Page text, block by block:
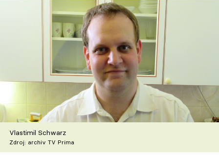
Témata
TV Program
Škola vaření
Recepty z TV
Vlastimil Schwarz
Zdroj: archiv TV Prima